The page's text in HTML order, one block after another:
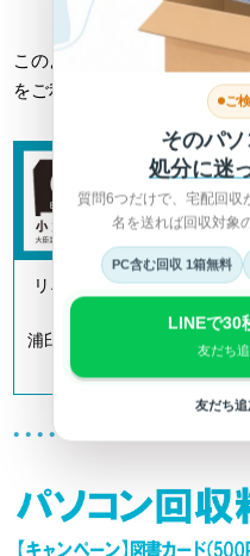
このようなトラブルに巻き
をご利用ください。
リネットジャパンは「小型
浦臼町を含む全国700以上の
ご
そのパソ
処分に迷
質問6つだけで、宅配回収
名を送れば回収対象
PC含む回収 1箱無料
LINEで30
友だち
友だち追